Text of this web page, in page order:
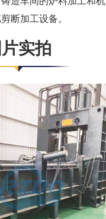
断加工设备。
片实拍